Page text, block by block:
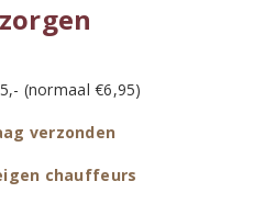
(normaal €6,95)
verzonden
chauffeurs